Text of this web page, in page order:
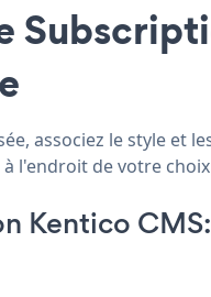
associez le style et
l'endroit de votre
Kentico CMS: